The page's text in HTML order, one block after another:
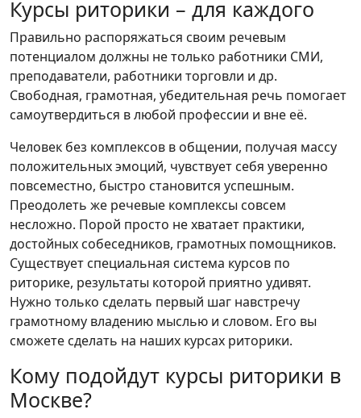
Курсы риторики – для каждого
Правильно распоряжаться своим речевым
потенциалом должны не только работники СМИ,
преподаватели, работники торговли и др.
Свободная, грамотная, убедительная речь помогает
самоутвердиться в любой профессии и вне её.
Человек без комплексов в общении, получая массу
положительных эмоций, чувствует себя уверенно
повсеместно, быстро становится успешным.
Преодолеть же речевые комплексы совсем
несложно. Порой просто не хватает практики,
достойных собеседников, грамотных помощников.
Существует специальная система курсов по
риторике, результаты которой приятно удивят.
Нужно только сделать первый шаг навстречу
грамотному владению мыслью и словом. Его вы
сможете сделать на наших курсах риторики.
Кому подойдут курсы риторики в
Москве?